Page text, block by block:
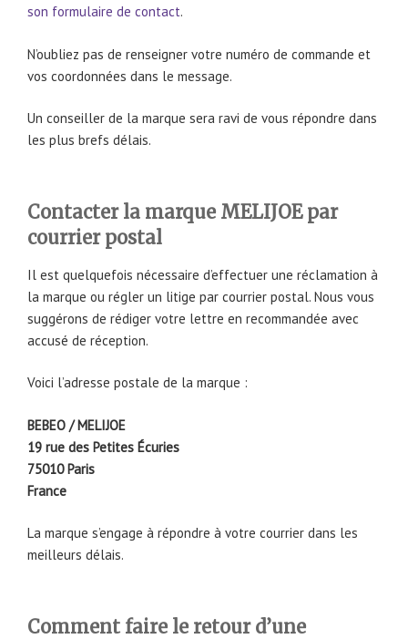
son formulaire de contact.
N’oubliez pas de renseigner votre numéro de commande et
vos coordonnées dans le message.
Un conseiller de la marque sera ravi de vous répondre dans
les plus brefs délais.
Contacter la marque MELIJOE par
courrier postal
Il est quelquefois nécessaire d’effectuer une réclamation à
la marque ou régler un litige par courrier postal. Nous vous
suggérons de rédiger votre lettre en recommandée avec
accusé de réception.
Voici l’adresse postale de la marque :
BEBEO / MELIJOE
19 rue des Petites Écuries
75010 Paris
France
La marque s’engage à répondre à votre courrier dans les
meilleurs délais.
Comment faire le retour d’une